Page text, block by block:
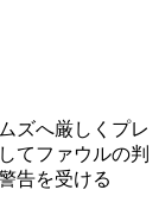
ズへ厳しくプレ
てファウルの判
告を受ける